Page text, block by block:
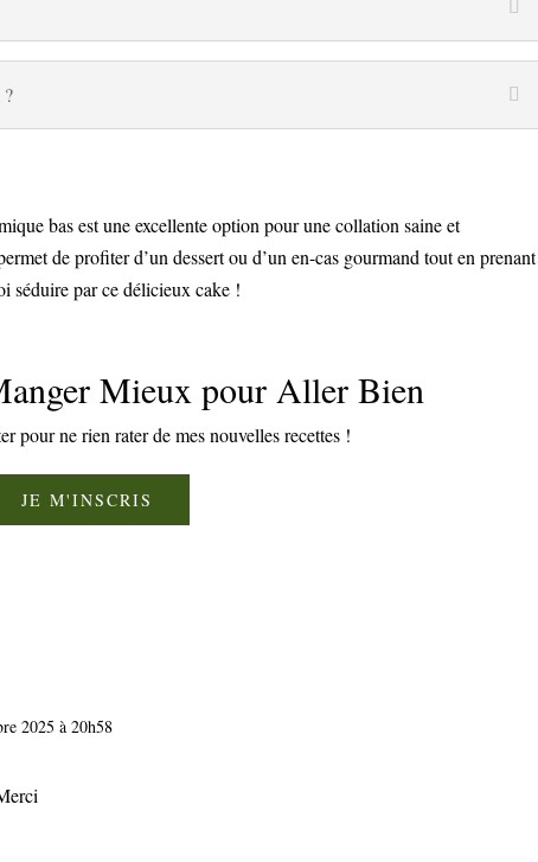
bas est une excellente option pour une collation saine et
de profiter d’un dessert ou d’un en-cas gourmand tout en prenant
séduire par ce délicieux cake !
Mieux pour Aller Bien
pour ne rien rater de mes nouvelles recettes !
JE M'INSCRIS
2025 à 20h58